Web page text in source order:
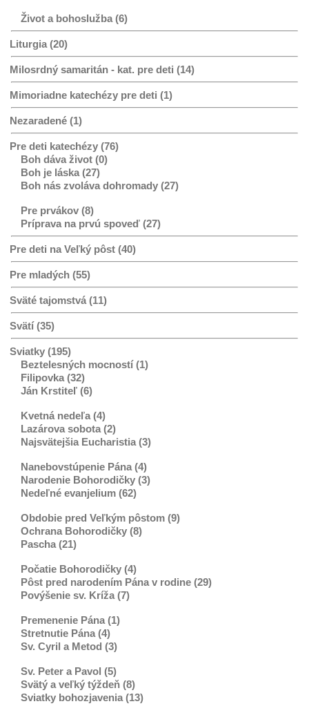
Život a bohoslužba (6)
Liturgia (20)
Milosrdný samaritán - kat. pre deti (14)
Mimoriadne katechézy pre deti (1)
Nezaradené (1)
Pre deti katechézy (76)
Boh dáva život (0)
Boh je láska (27)
Boh nás zvoláva dohromady (27)
Pre prvákov (8)
Príprava na prvú spoveď (27)
Pre deti na Veľký pôst (40)
Pre mladých (55)
Sväté tajomstvá (11)
Svätí (35)
Sviatky (195)
Beztelesných mocností (1)
Filipovka (32)
Ján Krstiteľ (6)
Kvetná nedeľa (4)
Lazárova sobota (2)
Najsvätejšia Eucharistia (3)
Nanebovstúpenie Pána (4)
Narodenie Bohorodičky (3)
Nedeľné evanjelium (62)
Obdobie pred Veľkým pôstom (9)
Ochrana Bohorodičky (8)
Pascha (21)
Počatie Bohorodičky (4)
Pôst pred narodením Pána v rodine (29)
Povýšenie sv. Kríža (7)
Premenenie Pána (1)
Stretnutie Pána (4)
Sv. Cyril a Metod (3)
Sv. Peter a Pavol (5)
Svätý a veľký týždeň (8)
Sviatky bohozjavenia (13)